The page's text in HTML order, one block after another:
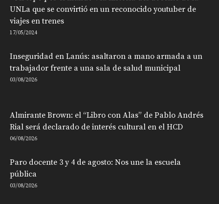
UNLa que se convirtió en un reconocido youtuber de
viajes en trenes
17/05/2024
Inseguridad en Lanús: asaltaron a mano armada a un
trabajador frente a una sala de salud municipal
03/08/2026
Almirante Brown: el “Libro con Alas” de Pablo Andrés
Rial será declarado de interés cultural en el HCD
06/08/2026
Paro docente 3 y 4 de agosto: Nos une la escuela
pública
03/08/2026